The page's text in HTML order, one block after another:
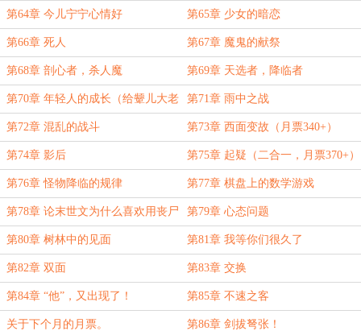
第64章 今儿宁宁心情好 第65章 少女的暗恋
第66章 死人 第67章 魔鬼的献祭
第68章 剖心者，杀人魔 第69章 天选者，降临者
第70章 年轻人的成长（给颦儿大老
婆的和氏璧加更！）
第71章 雨中之战
第72章 混乱的战斗 第73章 西面变故（月票340+）
第74章 影后 第75章 起疑（二合一，月票370+）
第76章 怪物降临的规律 第77章 棋盘上的数学游戏
第78章 论末世文为什么喜欢用丧尸
做主角~
第79章 心态问题
第80章 树林中的见面 第81章 我等你们很久了
第82章 双面 第83章 交换
第84章 “他”，又出现了！ 第85章 不速之客
关于下个月的月票。 第86章 剑拔弩张！